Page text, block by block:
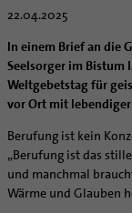
Katholisch heiraten
Hirtenwort: Ehe
Wissenswertes
Ideen für die
Hochzeits-Symbole
Lebensende
Wo ist der
Hospiz-Seelsorge
Spiritualität
Exerzitien
Kontemplation
Geistliche
Lebens- und
Spirituelle
Seelsorgefelder
Frauen
Queersensible
City- und
Arbeitnehmer
Begleitung und
Newsletter
Weitere Infos
Raum für Vielfalt
Diakone
Orden |
Frauenorden
Männerorden
Schulpastoral
Service
Stellenanzeigen
Bistumsarchiv
Bestände
Buchreihen
Gemeindeservice
Digitaler Lesesaal
Verein für
Dombibliothek
Stärkung der
LÜCHTENHOF
Katholische
Forschungsinstitut
Weltkirche
Projektförderung
Internationale
Infobrief
missio-
Café Bolivia
Finanzielle
Ökologische
Politische
Internationale
Aktuelles
Outgoing
Incoming
Taizé-Fahrt
Katholische Büros
Wir machen
Biologische
Engagiert in der
Unterstützung
Prävention
Fortbildungen
Stellenangebote
Liturgie und
Lokale
Aktuelles
Altersvorsorge
Arbeitshilfen
Bistumsatlas
Beruf und Familie
KODA
22.04.2025
In einem Brief an die
Seelsorger im Bistum
Weltgebetstag für
vor Ort mit
Berufung ist kein
„Berufung ist das
und manchmal
Wärme und Glauben